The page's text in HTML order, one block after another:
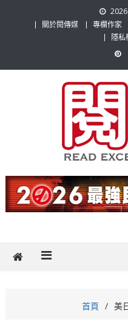
關於閱傳媒
專欄作家
隱私
閱政治 Read
題，也要專業評論，閱政治與多
讓讀者有最
首頁 美